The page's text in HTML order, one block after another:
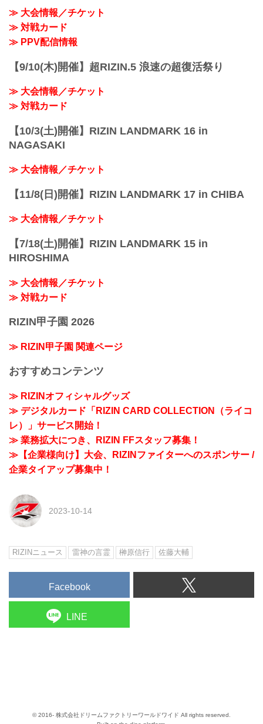
≫ 大会情報／チケット
≫ 対戦カード
≫ PPV配信情報
【9/10(木)開催】超RIZIN.5 浪速の超復活祭り
≫ 大会情報／チケット
≫ 対戦カード
【10/3(土)開催】RIZIN LANDMARK 16 in
NAGASAKI
≫ 大会情報／チケット
【11/8(日)開催】RIZIN LANDMARK 17 in CHIBA
≫ 大会情報／チケット
【7/18(土)開催】RIZIN LANDMARK 15 in
HIROSHIMA
≫ 大会情報／チケット
≫ 対戦カード
RIZIN甲子園 2026
≫ RIZIN甲子園 関連ページ
おすすめコンテンツ
≫ RIZINオフィシャルグッズ
≫ デジタルカード「RIZIN CARD COLLECTION（ライコ
レ）」サービス開始！
≫ 業務拡大につき、RIZIN FFスタッフ募集！
≫【企業様向け】大会、RIZINファイターへのスポンサー /
企業タイアップ募集中！
2023-10-14
RIZINニュース 雷神の言霊 榊原信行 佐藤大輔
Facebook
LINE
© 2016- 株式会社ドリームファクトリーワールドワイド All rights reserved.